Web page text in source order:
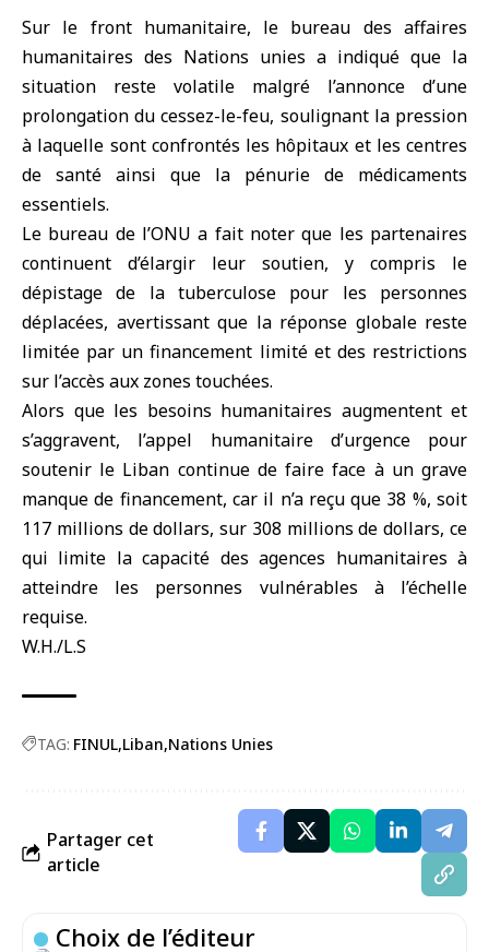
Sur le front humanitaire, le bureau des affaires
humanitaires des Nations unies a indiqué que la
situation reste volatile malgré l’annonce d’une
prolongation du cessez-le-feu, soulignant la pression
à laquelle sont confrontés les hôpitaux et les centres
de santé ainsi que la pénurie de médicaments
essentiels.
Le bureau de l’ONU a fait noter que les partenaires
continuent d’élargir leur soutien, y compris le
dépistage de la tuberculose pour les personnes
déplacées, avertissant que la réponse globale reste
limitée par un financement limité et des restrictions
sur l’accès aux zones touchées.
Alors que les besoins humanitaires augmentent et
s’aggravent, l’appel humanitaire d’urgence pour
soutenir le Liban continue de faire face à un grave
manque de financement, car il n’a reçu que 38 %, soit
117 millions de dollars, sur 308 millions de dollars, ce
qui limite la capacité des agences humanitaires à
atteindre les personnes vulnérables à l’échelle
requise.
W.H./L.S
TAG: FINUL Liban Nations Unies
Partager cet
article
Choix de l’éditeur